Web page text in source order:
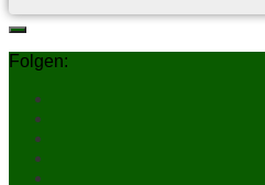
Folgen: